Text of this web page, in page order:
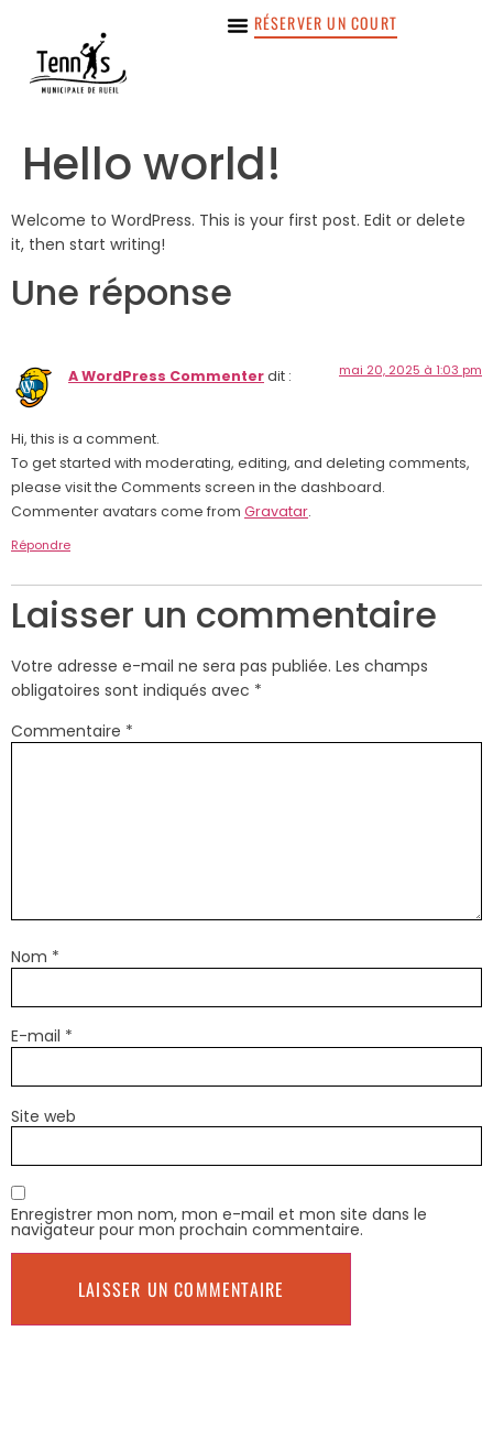
RÉSERVER UN COURT
Hello world!
Welcome to WordPress. This is your first post. Edit or delete
it, then start writing!
Une réponse
A WordPress Commenterdit : mai 20, 2025 à 1:03 pm
Hi, this is a comment.
To get started with moderating, editing, and deleting comments,
please visit the Comments screen in the dashboard.
Commenter avatars come from Gravatar.
Répondre
Laisser un commentaire
Votre adresse e-mail ne sera pas publiée. Les champs
obligatoires sont indiqués avec *
Commentaire *
Nom *
E-mail *
Site web
Enregistrer mon nom, mon e-mail et mon site dans le
navigateur pour mon prochain commentaire.